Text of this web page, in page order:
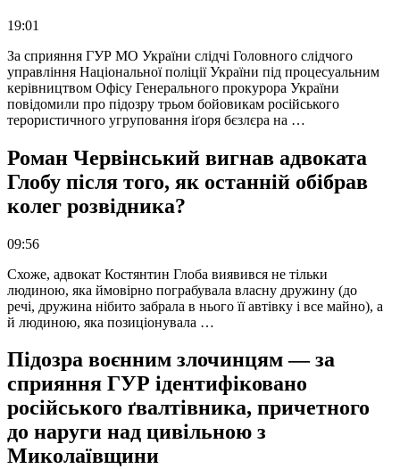
19:01
За сприяння ГУР МО України слідчі Головного слідчого
управління Національної поліції України під процесуальним
керівництвом Офісу Генерального прокурора України
повідомили про підозру трьом бойовикам російського
терористичного угруповання іґоря бєзлєра на …
Роман Червінський вигнав адвоката
Глобу після того, як останній обібрав
колег розвідника?
09:56
Схоже, адвокат Костянтин Глоба виявився не тільки
людиною, яка ймовірно пограбувала власну дружину (до
речі, дружина нібито забрала в нього її автівку і все майно), а
й людиною, яка позиціонувала …
Підозра воєнним злочинцям — за
сприяння ГУР ідентифіковано
російського ґвалтівника, причетного
до наруги над цивільною з
Миколаївщини